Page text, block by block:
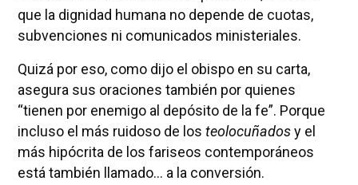
que la dignidad humana no depende de cuotas,
subvenciones ni comunicados ministeriales.
Quizá por eso, como dijo el obispo en su carta,
asegura sus oraciones también por quienes
“tienen por enemigo al depósito de la fe”. Porque
incluso el más ruidoso de los teolocuñadosy el
más hipócrita de los fariseos contemporáneos
está también llamado… a la conversión.